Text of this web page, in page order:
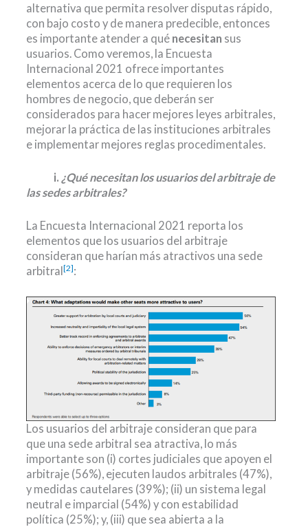
alternativa que permita resolver disputas rápido,
con bajo costo y de manera predecible, entonces
es importante atender a qué necesitan sus
usuarios. Como veremos, la Encuesta
Internacional 2021 ofrece importantes
elementos acerca de lo que requieren los
hombres de negocio, que deberán ser
considerados para hacer mejores leyes arbitrales,
mejorar la práctica de las instituciones arbitrales
e implementar mejores reglas procedimentales.
i. ¿Qué necesitan los usuarios del arbitraje de
las sedes arbitrales?
La Encuesta Internacional 2021 reporta los
elementos que los usuarios del arbitraje
consideran que harían más atractivos una sede
arbitral [2]:
Los usuarios del arbitraje consideran que para
que una sede arbitral sea atractiva, lo más
importante son (i) cortes judiciales que apoyen el
arbitraje (56%), ejecuten laudos arbitrales (47%),
y medidas cautelares (39%); (ii) un sistema legal
neutral e imparcial (54%) y con estabilidad
política (25%); y, (iii) que sea abierta a la